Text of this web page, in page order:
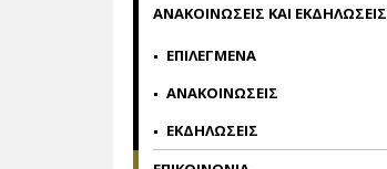
ΑΝΑΚΟΙΝΩΣΕΙΣ ΚΑΙ ΕΚΔΗΛΩΣΕΙΣ
ΕΠΙΛΕΓΜΕΝΑ
ΑΝΑΚΟΙΝΩΣΕΙΣ
ΕΚΔΗΛΩΣΕΙΣ